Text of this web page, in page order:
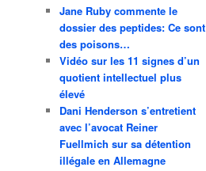
Jane Ruby commente le
dossier des peptides: Ce sont
des poisons…
Vidéo sur les 11 signes d’un
quotient intellectuel plus
élevé
Dani Henderson s’entretient
avec l’avocat Reiner
Fuellmich sur sa détention
illégale en Allemagne